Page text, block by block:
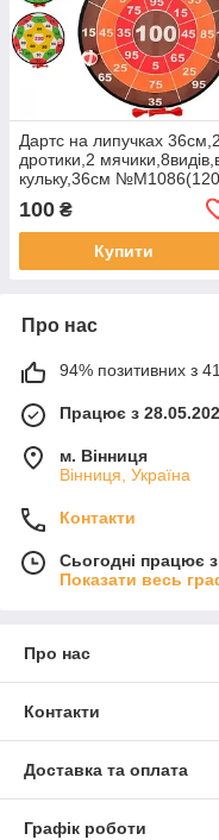
Дартс на липучках 36см,2
дротики,2
кульку,36см
100 ₴
Купити
Про нас
94% позитивних з
Працює з
м. Вінниця
Вінниця, Україна
Контакти
Сьогодні працює
Показати весь
Про нас
Контакти
Доставка та оплата
Графік роботи